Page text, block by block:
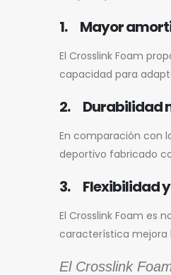
1. Mayor
El Crosslink Foam
capacidad para
2. Durabilidad
En comparación con
deportivo fabricado
3. Flexibilidad
El Crosslink Foam es
característica mejora
El Crosslink